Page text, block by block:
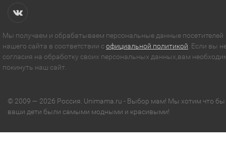
Мы получаем и обрабатываем персональные данные посетителей
нашего сайта в соответствии софициальной политикой . Если вы
согласия на обработку своих персональных данных,вам
покинуть наш сайт.
© 2009 — 2026 Россия. Unimama.ru - Выбор мам! Мы хотим что бы
ваши дети были самыми модными и красивыми!